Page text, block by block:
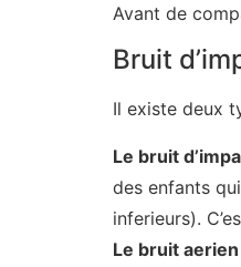
Avant de
Bruit
Il existe deux
Le bruit
des enfants
inferieurs).
Le bruit aerien